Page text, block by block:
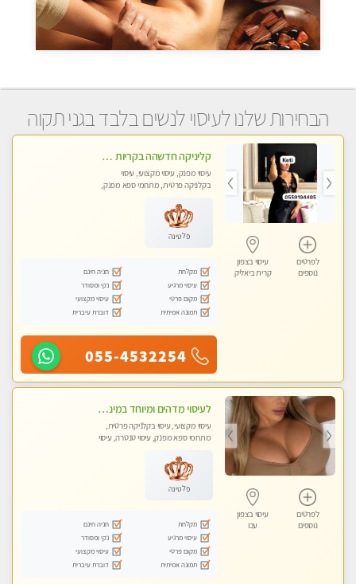
הבחירות שלנו לעיסוי לנשים בלבד בגני תקוה
לפרטים
נוספים
עיסוי בצפון
קרית ביאליק
קליניקה חדשהה בקריות מעסה איכותית מפנקת ומקצועית מאוד+נשים +זוגות
עיסוי מפנק, עיסוי מקצועי, עיסוי
בקלניקה פרטית, מתחמי ספא מפנק,
לנשים בלבד
פלטינה
מקלחת
חניה חינם
עיסוי מרגיע
נקי ומסודר
מקום פרטי
עיסוי מקצועי
תמונה אמיתית
דוברת עיברית
055-4532254
לפרטים
נוספים
עיסוי בצפון
עכו
לעיסוי מדהים ומיוחד במינו !!מומלץ לחלוטין!!ללא מין !!
עיסוי מקצועי, עיסוי בקלניקה פרטית,
מתחמי ספא מפנק, עיסוי טנטרה, עיסוי
פלטינה
מקלחת
חניה חינם
עיסוי מרגיע
נקי ומסודר
מקום פרטי
עיסוי מקצועי
תמונה אמיתית
דוברת עיברית